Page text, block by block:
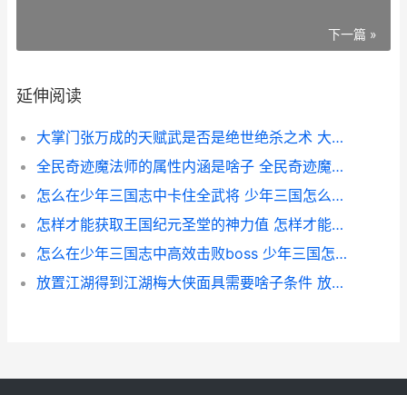
下一篇 »
延伸阅读
大掌门张万成的天赋武是否是绝世绝杀之术 大掌门张万成怎么成甲
全民奇迹魔法师的属性内涵是啥子 全民奇迹魔法师技能加点
怎么在少年三国志中卡住全武将 少年三国怎么换主将
怎样才能获取王国纪元圣堂的神力值 怎样才能获取王者称号
怎么在少年三国志中高效击败boss 少年三国怎么升级最快
放置江湖得到江湖梅大侠面具需要啥子条件 放置江湖全支线攻略